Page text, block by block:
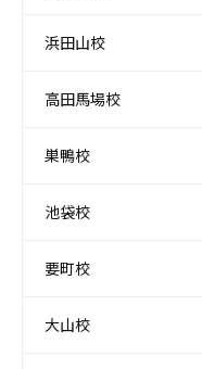
浜田山校
高田馬場校
巣鴨校
池袋校
要町校
大山校